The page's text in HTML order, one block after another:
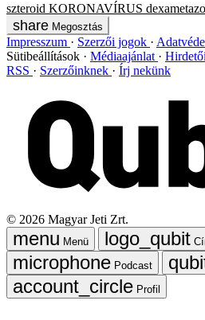
szteroid KORONAVÍRUS
Megosztás
Impresszum Szerzői jogok
Sütibeállítások
Médiaajánlat
RSS
Szerzőinknek Írj nekünk
© 2026 Magyar Jeti Zrt.
Menü
Podcast
Profil